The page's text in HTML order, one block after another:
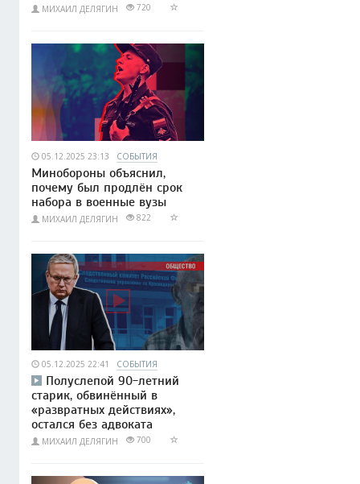
МИХАИЛ ДЕЛЯГИН 720
05.12.2025 23:13 СОБЫТИЯ
Минобороны объяснил,
почему был продлён срок
набора в военные вузы
МИХАИЛ ДЕЛЯГИН 822
05.12.2025 22:41 СОБЫТИЯ
Полуслепой 90-летний
старик, обвинённый в
«развратных действиях»,
остался без адвоката
МИХАИЛ ДЕЛЯГИН 700